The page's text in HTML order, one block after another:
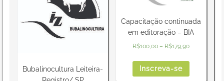
Bubalinocultura Leiteira-
Capacitação continuada
em editoração – BIA
R$100,00 – R$179,90
Inscreva-se